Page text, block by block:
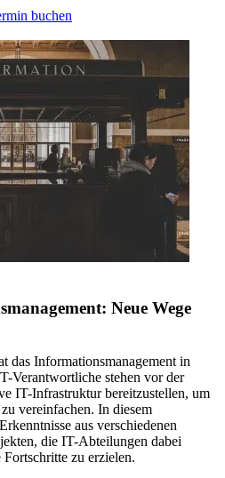
buchen
Neue Wege
das Informationsmanagement in
Verantwortliche stehen vor der
IT-Infrastruktur bereitzustellen, um
vereinfachen. In diesem
aus verschiedenen
die IT-Abteilungen dabei
zu erzielen.